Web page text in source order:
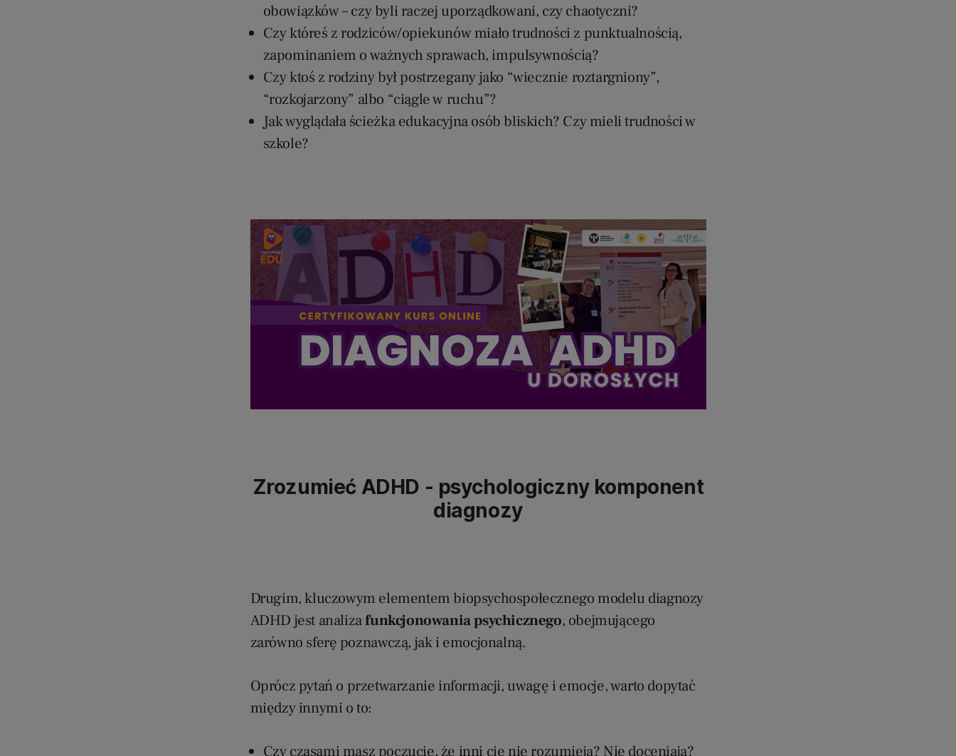
obowiązków – czy byli raczej uporządkowani, czy chaotyczni?
Czy któreś z rodziców/opiekunów miało trudności z punktualnością,
zapominaniem o ważnych sprawach, impulsywnością?
Czy ktoś z rodziny był postrzegany jako “wiecznie roztargniony”,
“rozkojarzony” albo “ciągle w ruchu”?
Jak wyglądała ścieżka edukacyjna osób bliskich? Czy mieli trudności w
szkole?
Zrozumieć ADHD - psychologiczny komponent
diagnozy
Drugim, kluczowym elementem biopsychospołecznego modelu diagnozy
ADHD jest analizafunkcjonowania psychicznego, obejmującego
zarówno sferę poznawczą, jak i emocjonalną.
Oprócz pytań o przetwarzanie informacji, uwagę i emocje, warto dopytać
między innymi o to:
Czy czasami masz poczucie, że inni cię nie rozumieją? Nie doceniają?